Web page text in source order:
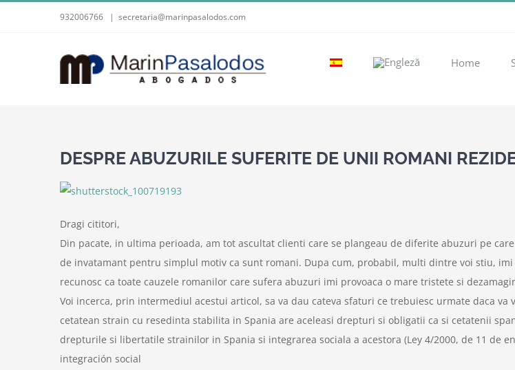
932006766 | secretaria@marinpasalodos.com
Home
DESPRE ABUZURILE SUFERITE DE UNII ROMANI
Dragi cititori,
Din pacate, in ultima perioada, am tot ascultat clienti care se plangeau de diferite abuzuri pe
de invatamant pentru simplul motiv ca sunt romani. Dupa cum, probabil, multi dintre voi stiu,
recunosc ca toate cauzele romanilor care sufera abuzuri imi provoaca o mare tristete si
Voi incerca, prin intermediul acestui articol, sa va dau cateva sfaturi ce trebuiesc urmate daca
cetatean strain cu resedinta stabilita in Spania are aceleasi drepturi si obligatii ca si cetatenii
drepturile si libertatile strainilor in Spania si integrarea sociala a acestora (Ley 4/2000, de 11 de
integración social